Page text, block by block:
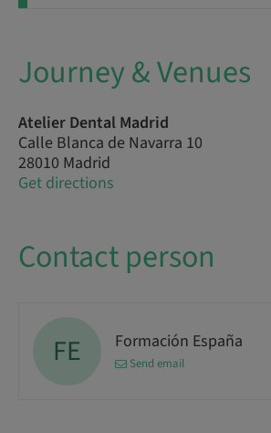
Journey & Venues
Atelier Dental Madrid
Calle Blanca de Navarra 10
28010 Madrid
Get directions
Contact person
FE Formación España
Send email